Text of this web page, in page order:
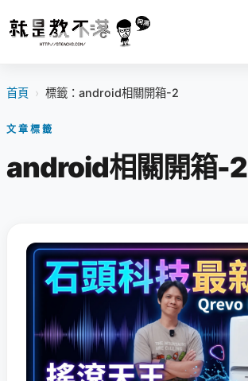
首頁 › 標籤：android相關開箱-2
文章標籤
android相關開箱-2